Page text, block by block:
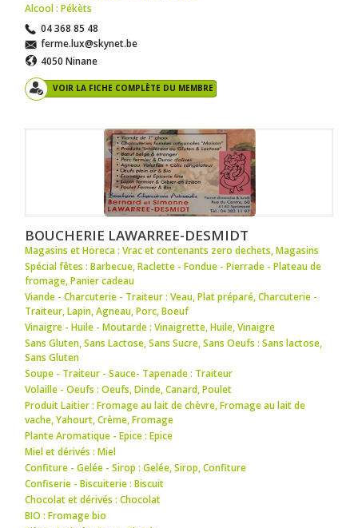
Alcool : Pékèts
04 368 85 48
ferme.lux@skynet.be
4050 Ninane
VOIR LA FICHE COMPLÈTE DU MEMBRE
BOUCHERIE LAWARREE-DESMIDT
Magasins et Horeca : Vrac et contenants zero dechets,Magasins
Spécial fêtes : Barbecue,Raclette - Fondue - Pierrade - Plateau de
fromage,Panier cadeau
Viande - Charcuterie - Traiteur : Veau,Plat préparé,Charcuterie -
Traiteur,Lapin,Agneau,Porc,Boeuf
Vinaigre - Huile - Moutarde : Vinaigrette,Huile,Vinaigre
Sans Gluten, Sans Lactose, Sans Sucre, Sans Oeufs : Sans lactose,
Sans Gluten
Soupe - Traiteur - Sauce- Tapenade : Traiteur
Volaille - Oeufs : Oeufs,Dinde,Canard,Poulet
Produit Laitier : Fromage au lait de chèvre,Fromage au lait de
vache,Yahourt,Crème,Fromage
Plante Aromatique - Epice : Epice
Miel et dérivés : Miel
Confiture - Gelée - Sirop : Gelée,Sirop,Confiture
Confiserie - Biscuiterie : Biscuit
Chocolat et dérivés : Chocolat
BIO : Fromage bio